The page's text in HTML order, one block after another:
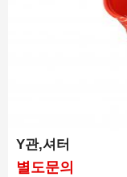
Y관,셔터
별도문의